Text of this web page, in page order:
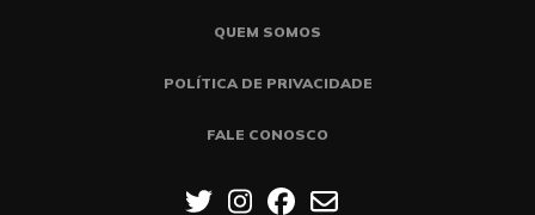
QUEM SOMOS
POLÍTICA DE PRIVACIDADE
FALE CONOSCO